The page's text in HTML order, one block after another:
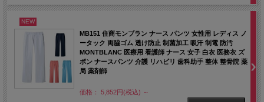
NEW
MB151 住商モンブラン ナース パンツ 女性用 レディス ノ
ータック 両脇ゴム 透け防止 制菌加工 吸汗 制電 防汚
MONTBLANC 医療用 看護師 ナース 女子 白衣 医務衣 ズ
ボン ナースパンツ 介護 リハビリ 歯科助手 整体 整骨院 薬
局 薬剤師
価格： 5,852円(税込) ～